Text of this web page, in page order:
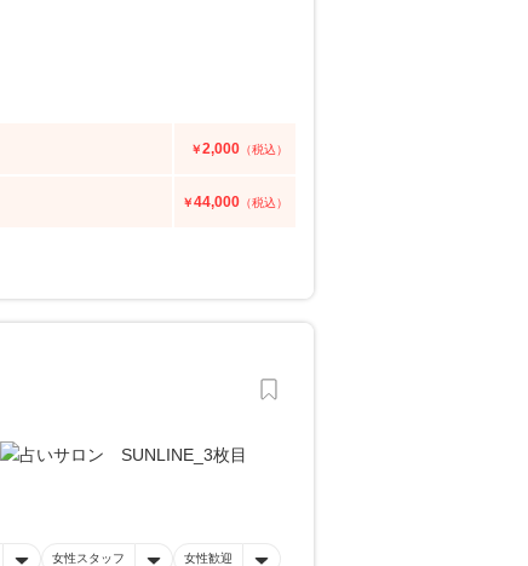
￥2,000 （税込）
￥44,000 （税込）
女性スタッフ 女性歓迎